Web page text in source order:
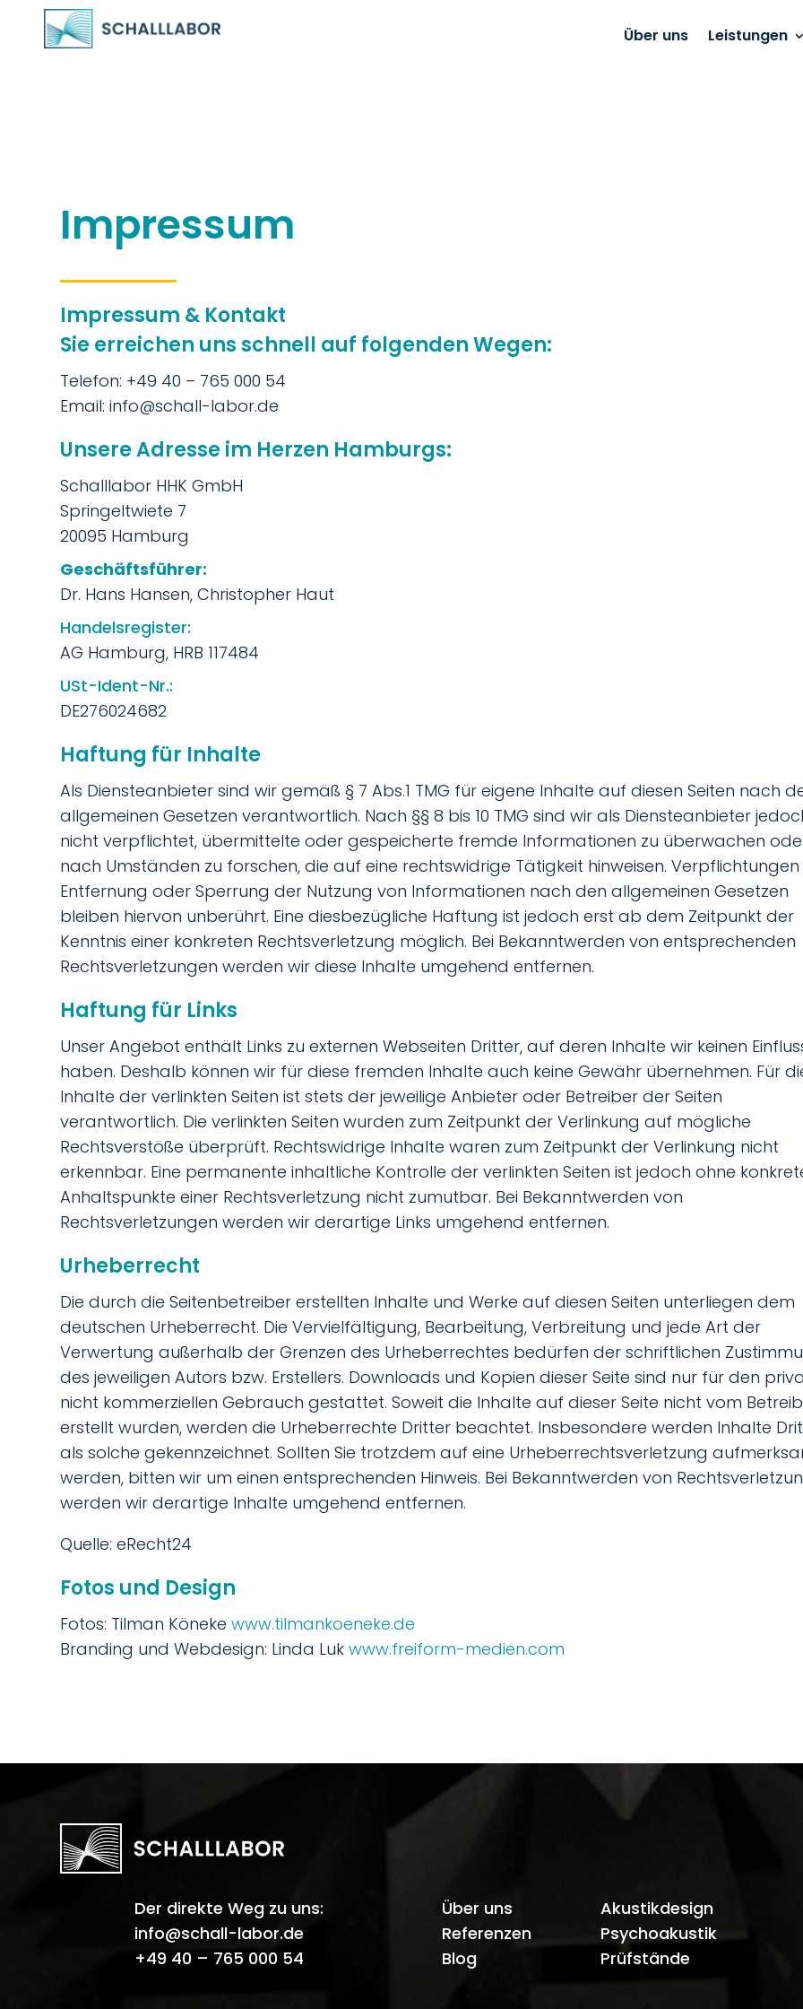
Über uns Leistungen
Impressum
Impressum & Kontakt
Sie erreichen uns schnell auf folgenden Wegen:
Telefon: +49 40 – 765 000 54
Email: info@schall-labor.de
Unsere Adresse im Herzen Hamburgs:
Schalllabor HHK GmbH
Springeltwiete 7
20095 Hamburg
Geschäftsführer:
Dr. Hans Hansen, Christopher Haut
Handelsregister:
AG Hamburg, HRB 117484
USt-Ident-Nr.:
DE276024682
Haftung für Inhalte
Als Diensteanbieter sind wir gemäß § 7 Abs.1 TMG für eigene Inhalte auf diesen Seiten nach
allgemeinen Gesetzen verantwortlich. Nach §§ 8 bis 10 TMG sind wir als Diensteanbieter
nicht verpflichtet, übermittelte oder gespeicherte fremde Informationen zu überwachen
nach Umständen zu forschen, die auf eine rechtswidrige Tätigkeit hinweisen. Verpflichtungen
Entfernung oder Sperrung der Nutzung von Informationen nach den allgemeinen Gesetzen
bleiben hiervon unberührt. Eine diesbezügliche Haftung ist jedoch erst ab dem Zeitpunkt der
Kenntnis einer konkreten Rechtsverletzung möglich. Bei Bekanntwerden von entsprechenden
Rechtsverletzungen werden wir diese Inhalte umgehend entfernen.
Haftung für Links
Unser Angebot enthält Links zu externen Webseiten Dritter, auf deren Inhalte wir keinen
haben. Deshalb können wir für diese fremden Inhalte auch keine Gewähr übernehmen. Für
Inhalte der verlinkten Seiten ist stets der jeweilige Anbieter oder Betreiber der Seiten
verantwortlich. Die verlinkten Seiten wurden zum Zeitpunkt der Verlinkung auf mögliche
Rechtsverstöße überprüft. Rechtswidrige Inhalte waren zum Zeitpunkt der Verlinkung nicht
erkennbar. Eine permanente inhaltliche Kontrolle der verlinkten Seiten ist jedoch ohne
Anhaltspunkte einer Rechtsverletzung nicht zumutbar. Bei Bekanntwerden von
Rechtsverletzungen werden wir derartige Links umgehend entfernen.
Urheberrecht
Die durch die Seitenbetreiber erstellten Inhalte und Werke auf diesen Seiten unterliegen dem
deutschen Urheberrecht. Die Vervielfältigung, Bearbeitung, Verbreitung und jede Art der
Verwertung außerhalb der Grenzen des Urheberrechtes bedürfen der schriftlichen
des jeweiligen Autors bzw. Erstellers. Downloads und Kopien dieser Seite sind nur für den
nicht kommerziellen Gebrauch gestattet. Soweit die Inhalte auf dieser Seite nicht vom
erstellt wurden, werden die Urheberrechte Dritter beachtet. Insbesondere werden Inhalte
als solche gekennzeichnet. Sollten Sie trotzdem auf eine Urheberrechtsverletzung
werden, bitten wir um einen entsprechenden Hinweis. Bei Bekanntwerden von
werden wir derartige Inhalte umgehend entfernen.
Quelle: eRecht24
Fotos und Design
Fotos: Tilman Könekewww.tilmankoeneke.de
Branding und Webdesign: Linda Lukwww.freiform-medien.com
Der direkte Weg zu uns:
info@schall-labor.de
+49 40 – 765 000 54
Über uns
Referenzen
Blog
Akustikdesign
Psychoakustik
Prüfstände